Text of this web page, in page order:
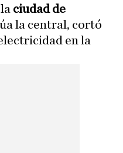
ciudad de
la central, cortó
en la